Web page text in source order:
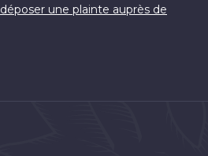
déposer une plainte auprès de